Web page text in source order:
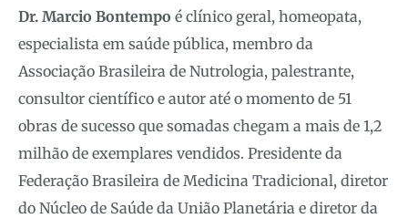
Dr. Marcio Bontempo é clínico geral, homeopata,
especialista em saúde pública, membro da
Associação Brasileira de Nutrologia, palestrante,
consultor científico e autor até o momento de 51
obras de sucesso que somadas chegam a mais de 1,2
milhão de exemplares vendidos. Presidente da
Federação Brasileira de Medicina Tradicional, diretor
do Núcleo de Saúde da União Planetária e diretor da